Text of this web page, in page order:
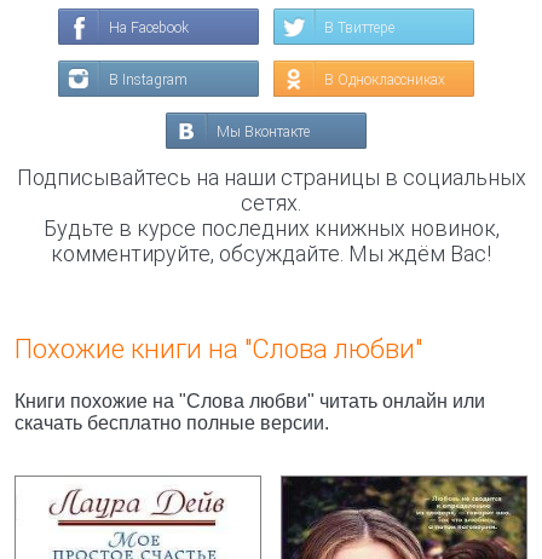
На Facebook В Твиттере
В Instagram В Одноклассниках
Мы Вконтакте
Подписывайтесь на наши страницы в социальных
сетях.
Будьте в курсе последних книжных новинок,
комментируйте, обсуждайте. Мы ждём Вас!
Похожие книги на "Слова любви"
Книги похожие на "Слова любви" читать онлайн или
скачать бесплатно полные версии.